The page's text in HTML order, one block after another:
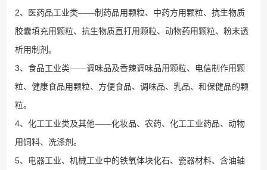
2、医药品工业类——制药品用颗粒、中药方用颗粒、抗生物质
胶囊填充用颗粒、抗生物质直打用颗粒、动物药用颗粒、粉末透
析用制剂。
3、食品工业类——调味品及香辣调味品用颗粒、电信制作用颗
粒、健康食品用颗粒、方便食品、调味品、乳品、和保健品的颗
粒。
4、化工工业类及其他——化妆品、农药、化工工业药品、动物
用饲料、洗涤剂。
5、电器工业、机械工业中的铁氧体块化石、瓷器材料、含油轴